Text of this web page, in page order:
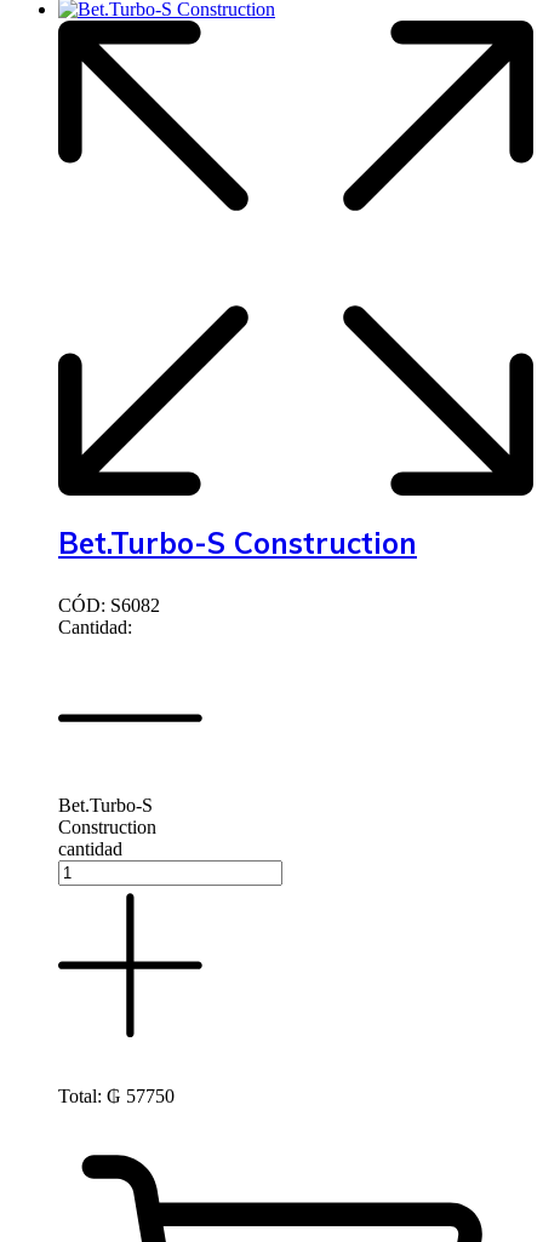
Bet.Turbo-S Construction
CÓD: S6082
Cantidad:
Bet.Turbo-S
Construction
cantidad
Total: ₲ 57750